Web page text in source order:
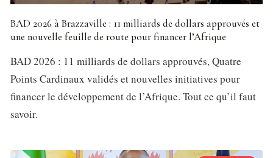
BAD 2026 à Brazzaville : 11 milliards de dollars approuvés et
une nouvelle feuille de route pour financer l’Afrique
BAD 2026 : 11 milliards de dollars approuvés, Quatre
Points Cardinaux validés et nouvelles initiatives pour
financer le développement de l’Afrique. Tout ce qu’il faut
savoir.